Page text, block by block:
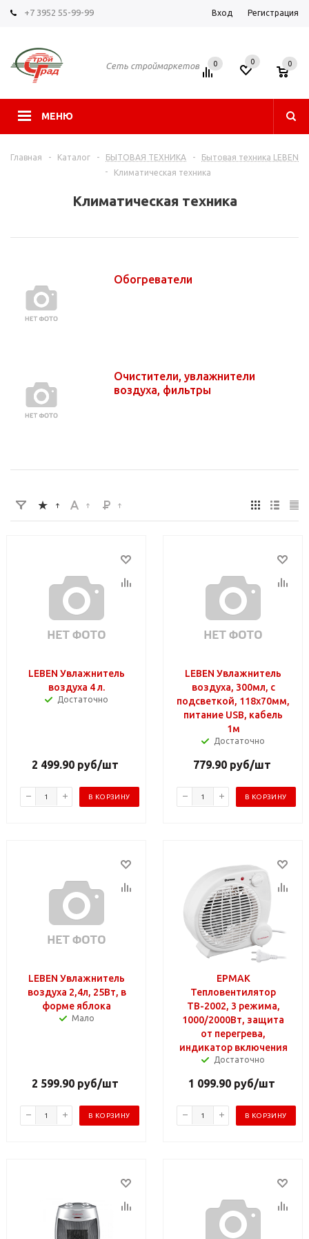
+7 3952 55-99-99 Вход Регистрация
Сеть строймаркетов
МЕНЮ
0 0 0
Главная - Каталог - БЫТОВАЯ ТЕХНИКА -
Бытовая техника LEBEN
-
Климатическая техника
Климатическая техника
Обогреватели
Очистители, увлажнители
воздуха, фильтры
LEBEN Увлажнитель
воздуха 4 л.
Достаточно
2 499.90 руб/шт
В КОРЗИНУ
LEBEN Увлажнитель
воздуха, 300мл, с
подсветкой, 118x70мм,
питание USB, кабель
1м
Достаточно
779.90руб/шт
В КОРЗИНУ
LEBEN Увлажнитель
воздуха 2,4л, 25Вт, в
форме яблока
Мало
2 599.90 руб/шт
В КОРЗИНУ
ЕРМАК
Тепловентилятор
ТВ-2002, 3 режима,
1000/2000Вт, защита
от перегрева,
индикатор включения
Достаточно
1 099.90 руб/шт
В КОРЗИНУ